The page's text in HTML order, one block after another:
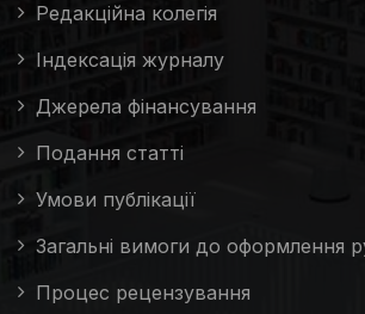
Редакційна колегія
Індексація журналу
Джерела фінансування
Подання статті
Умови публікації
Загальні вимоги до оформлення
Процес рецензування